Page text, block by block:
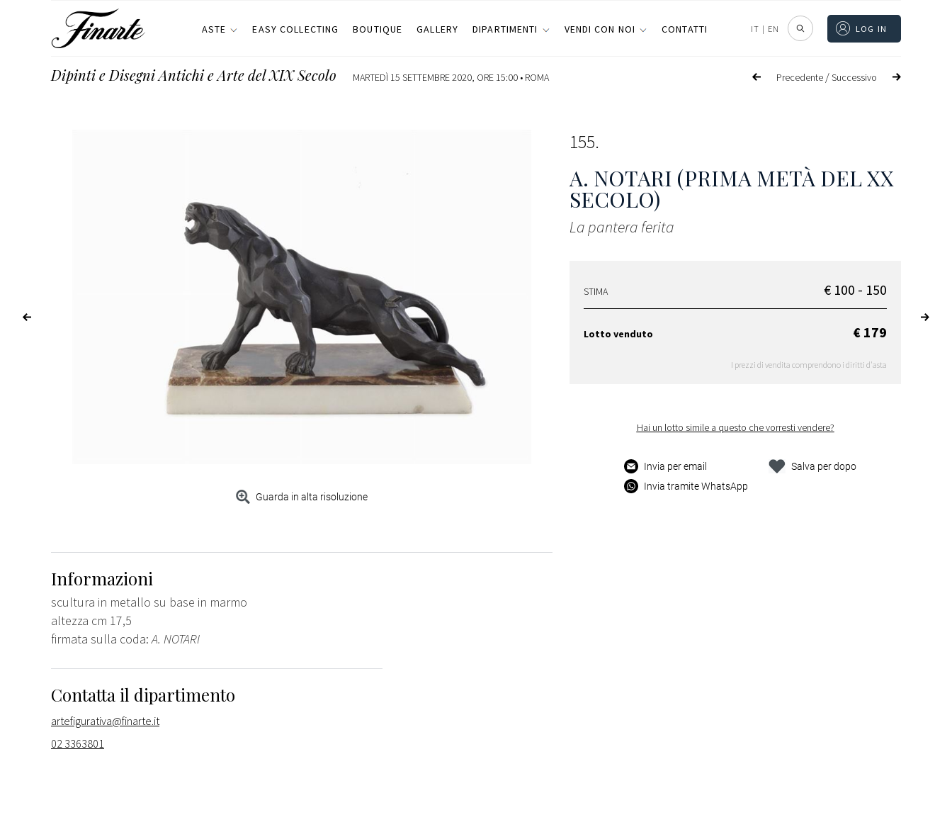
ASTE EASY COLLECTING BOUTIQUE GALLERY DIPARTIMENTI VENDI CON NOI CONTATTI IT | EN LOG IN
Precedente /Successivo
Dipinti e Disegni Antichi e Arte del XIX Secolo MARTEDÌ 15 SETTEMBRE 2020, ORE 15:00 • ROMA
Guarda in alta risoluzione
155
A. NOTARI (PRIMA METÀ DEL XX
SECOLO)
La pantera ferita
STIMA € 100 - 150
Lotto venduto € 179
I prezzi di vendita comprendono i diritti d'asta
Hai un lotto simile a questo che vorresti vendere?
Invia per email
Invia tramite WhatsApp
Salva per dopo
Informazioni
scultura in metallo su base in marmo
altezza cm 17,5
firmata sulla coda:A. NOTARI
Contatta il dipartimento
artefigurativa@finarte.it
02 3363801